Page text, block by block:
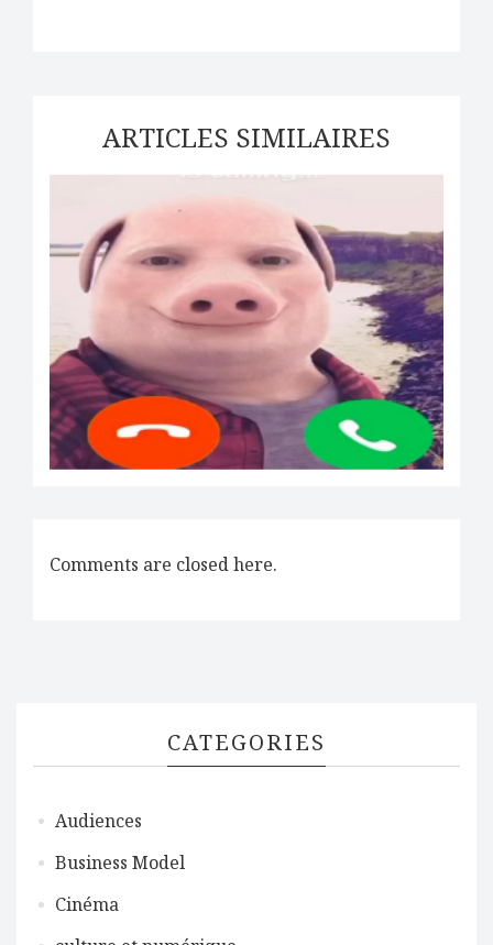
ARTICLES SIMILAIRES
Comments are closed here.
CATEGORIES
Audiences
Business Model
Cinéma